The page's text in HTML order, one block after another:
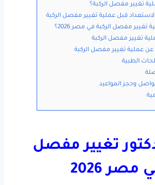
تغيير مفصل الركبة؟
قبل عملية تغيير مفصل الركبة
تغيير مفصل الركبة في مصر 2026؟
تغيير مفصل الركبة
عملية تغيير مفصل الركبة
الطبية
وحجز المواعيد
تغيير مفصل
مصر 2026